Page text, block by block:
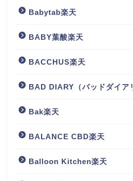
Babytab楽天
BABY葉酸楽天
BACCHUS楽天
BAD DIARY（バッドダイア
Bak楽天
BALANCE CBD楽天
Balloon Kitchen楽天